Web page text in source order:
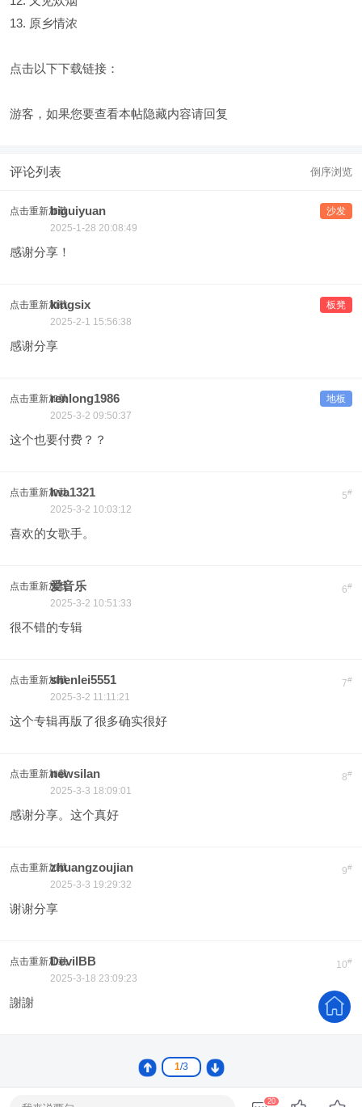
13. 原乡情浓
点击以下下载链接：
游客，如果您要查看本帖隐藏内容请回复
评论列表 倒序浏览
点击重新加载 沙发
biguiyuan
2025-1-28 20:08:49
感谢分享！
点击重新加载 板凳
kingsix
2025-2-1 15:56:38
感谢分享
点击重新加载 地板
renlong1986
2025-3-2 09:50:37
这个也要付费？？
点击重新加载 5#
lwa1321
2025-3-2 10:03:12
喜欢的女歌手。
点击重新加载 6#
爱音乐
2025-3-2 10:51:33
很不错的专辑
点击重新加载 7#
shenlei5551
2025-3-2 11:11:21
这个专辑再版了很多确实很好
点击重新加载 8#
newsilan
2025-3-3 18:09:01
感谢分享。这个真好
点击重新加载 9#
zhuangzoujian
2025-3-3 19:29:32
谢谢分享
点击重新加载 10#
DevilBB
2025-3-18 23:09:23
謝謝
1/3
20